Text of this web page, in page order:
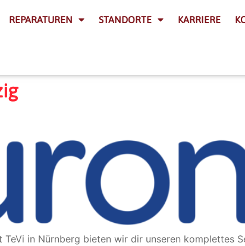
REPARATUREN STANDORTE KARRIERE
in Nürnberg bieten wir dir unseren komplettes